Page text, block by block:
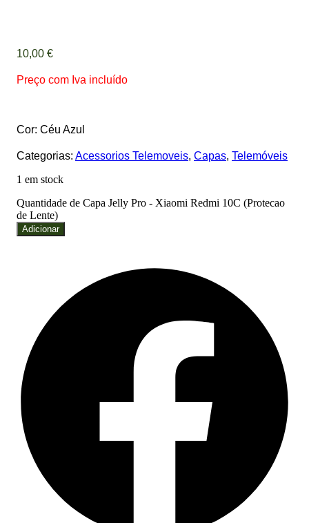
10,00 €
Preço com Iva incluído
Cor: Céu Azul
Categorias: Acessorios Telemoveis, Capas, Telemóveis
1 em stock
Quantidade de Capa Jelly Pro - Xiaomi Redmi 10C (Protecao
de Lente)
Adicionar